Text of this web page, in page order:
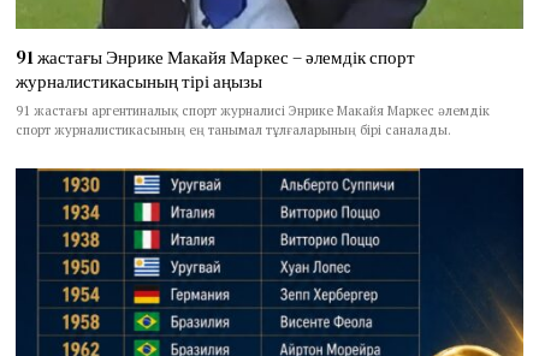
91 жастағы Энрике Макайя Маркес – әлемдік спорт
журналистикасының тірі аңызы
91 жастағы аргентиналық спорт журналисі Энрике Макайя Маркес әлемдік
спорт журналистикасының ең танымал тұлғаларының бірі саналады.